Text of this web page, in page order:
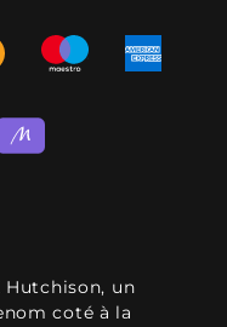
Hutchison, un
coté à la